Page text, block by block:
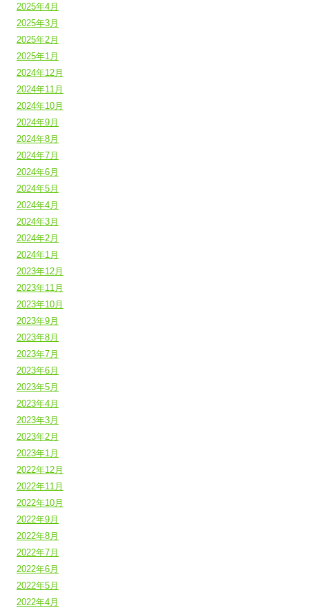
2025年4月
2025年3月
2025年2月
2025年1月
2024年12月
2024年11月
2024年10月
2024年9月
2024年8月
2024年7月
2024年6月
2024年5月
2024年4月
2024年3月
2024年2月
2024年1月
2023年12月
2023年11月
2023年10月
2023年9月
2023年8月
2023年7月
2023年6月
2023年5月
2023年4月
2023年3月
2023年2月
2023年1月
2022年12月
2022年11月
2022年10月
2022年9月
2022年8月
2022年7月
2022年6月
2022年5月
2022年4月